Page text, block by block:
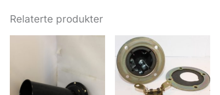
antall
Relaterte produkter